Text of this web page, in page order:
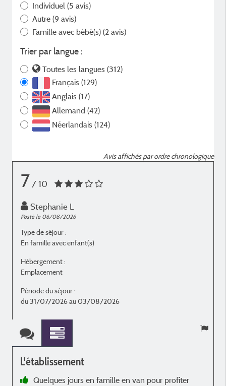
Individuel (5 avis)
Autre (9 avis)
Famille avec bébé(s) (2 avis)
Trier par langue :
Toutes les langues (312)
Français (129)
Anglais (17)
Allemand (42)
Néerlandais (124)
Avis affichés par ordre chronologique
7 / 10
Stephanie L
Posté le 06/08/2026
Type de séjour :
En famille avec enfant(s)
Hébergement :
Emplacement
Période du séjour :
du 31/07/2026 au 03/08/2026
L'établissement
Quelques jours en famille en van pour profiter